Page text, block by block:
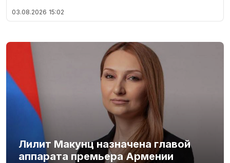
03.08.2026 15:02
Лилит Макунц назначена главой
аппарата премьера Армении